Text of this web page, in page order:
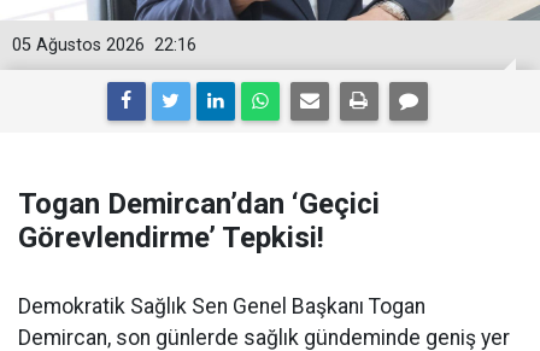
22:16
05 Ağustos 2026
Togan Demircan’dan ‘Geçici
Görevlendirme’ Tepkisi!
Demokratik Sağlık Sen Genel Başkanı Togan
Demircan, son günlerde sağlık gündeminde geniş yer